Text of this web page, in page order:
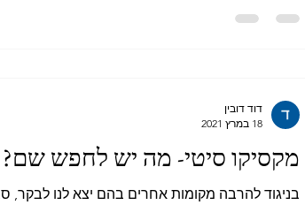
מקסיקו סיטי- מה יש לחפש שם?
בניגוד להרבה מקומות אחרים בהם יצא לנו לבקר,
דוד דובין
18 במרץ 2021